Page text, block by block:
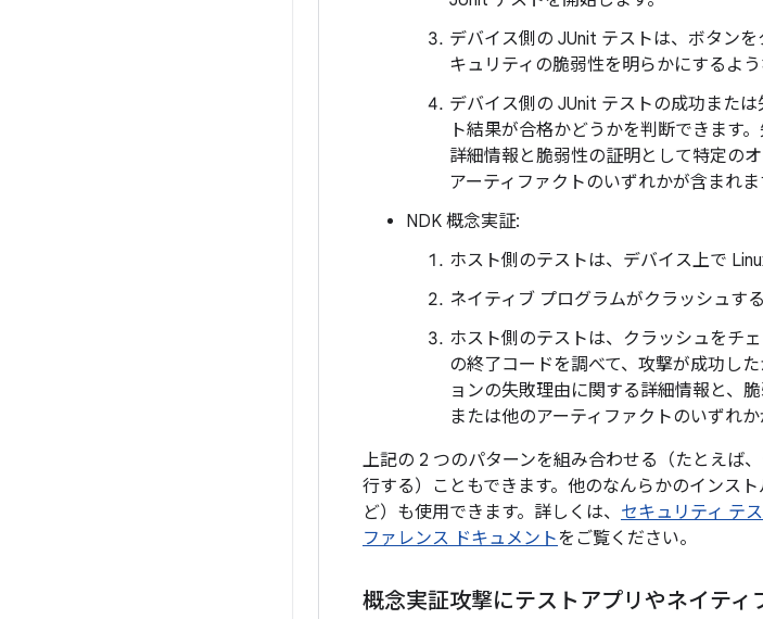
デバイス側の JUnit テストは、ボタン
キュリティの脆弱性を明らかにするよ
デバイス側の JUnit テストの成功また
ト結果が合格かどうかを判断できます
詳細情報と脆弱性の証明として特定の
アーティファクトのいずれかが含まれま
NDK 概念実証:
ホスト側のテストは、デバイス上で
ネイティブ プログラムがクラッシュす
ホスト側のテストは、クラッシュをチ
の終了コードを調べて、攻撃が成功し
ョンの失敗理由に関する詳細情報と、
または他のアーティファクトのいずれか
上記の 2 つのパターンを組み合わせる（たとえば
行する）こともできます。他のなんらかのインス
ど）も使用できます。詳しくは、 セキュリティ テ
ファレンス ドキュメントをご覧ください。
概念実証攻撃にテストアプリやネイテ